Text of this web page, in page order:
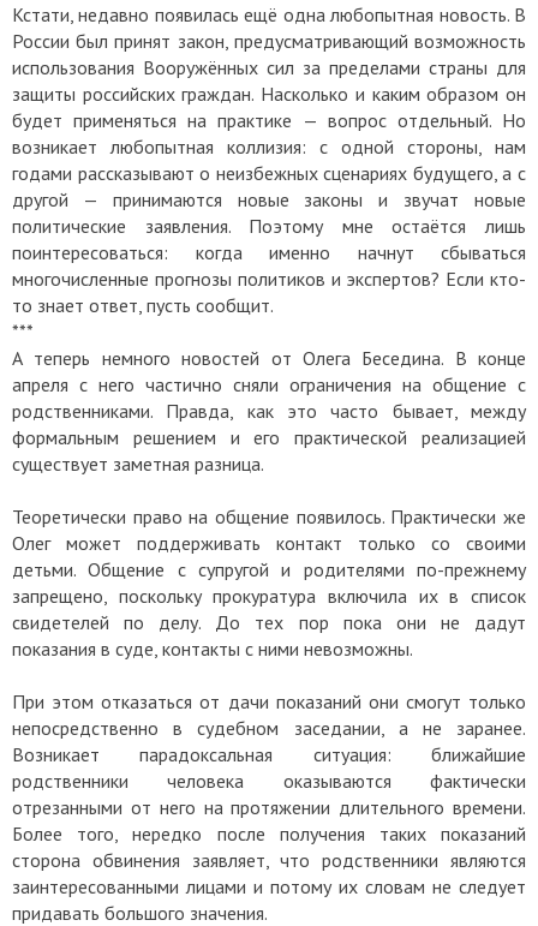
Кстати, недавно появилась ещё одна любопытная новость. В
России был принят закон, предусматривающий возможность
использования Вооружённых сил за пределами страны для
защиты российских граждан. Насколько и каким образом он
будет применяться на практике — вопрос отдельный. Но
возникает любопытная коллизия: с одной стороны, нам
годами рассказывают о неизбежных сценариях будущего, а с
другой — принимаются новые законы и звучат новые
политические заявления. Поэтому мне остаётся лишь
поинтересоваться: когда именно начнут сбываться
многочисленные прогнозы политиков и экспертов? Если кто-
то знает ответ, пусть сообщит.
***
А теперь немного новостей от Олега Беседина. В конце
апреля с него частично сняли ограничения на общение с
родственниками. Правда, как это часто бывает, между
формальным решением и его практической реализацией
существует заметная разница.
Теоретически право на общение появилось. Практически же
Олег может поддерживать контакт только со своими
детьми. Общение с супругой и родителями по-прежнему
запрещено, поскольку прокуратура включила их в список
свидетелей по делу. До тех пор пока они не дадут
показания в суде, контакты с ними невозможны.
При этом отказаться от дачи показаний они смогут только
непосредственно в судебном заседании, а не заранее.
Возникает парадоксальная ситуация: ближайшие
родственники человека оказываются фактически
отрезанными от него на протяжении длительного времени.
Более того, нередко после получения таких показаний
сторона обвинения заявляет, что родственники являются
заинтересованными лицами и потому их словам не следует
придавать большого значения.